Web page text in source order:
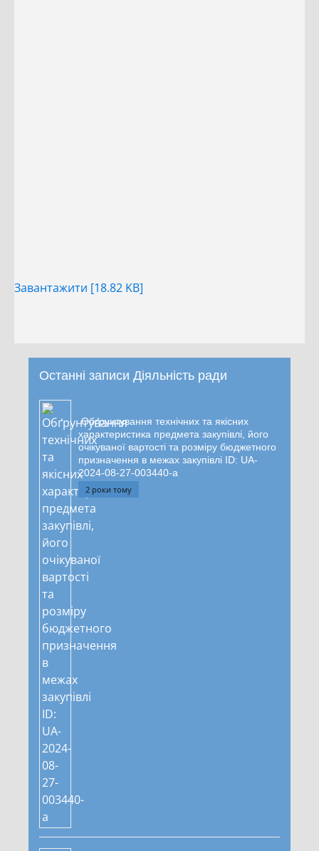
Завантажити [18.82 KB]
Останні записи Діяльність ради
Обґрунтування технічних та якісних
характеристика предмета закупівлі, його
очікуваної вартості та розміру бюджетного
призначення в межах закупівлі ID: UA-
2024-08-27-003440-a
2 роки тому